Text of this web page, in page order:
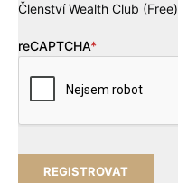
Členství Wealth Club (Free)
reCAPTCHA*